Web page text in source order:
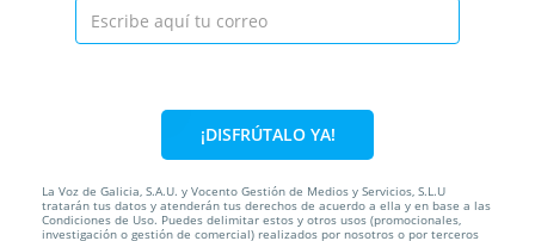
46% 10,90€ 5,90€
Regala tu imán personalizado
¡DISFRÚTALO YA!
La Voz de Galicia, S.A.U. y Vocento Gestión de Medios y Servicios, S.L.U
tratarán tus datos y atenderán tus derechos de acuerdo a ella y en base a las
Condiciones de Uso. Puedes delimitar estos y otros usos (promocionales,
investigación o gestión de comercial) realizados por nosotros o por terceros